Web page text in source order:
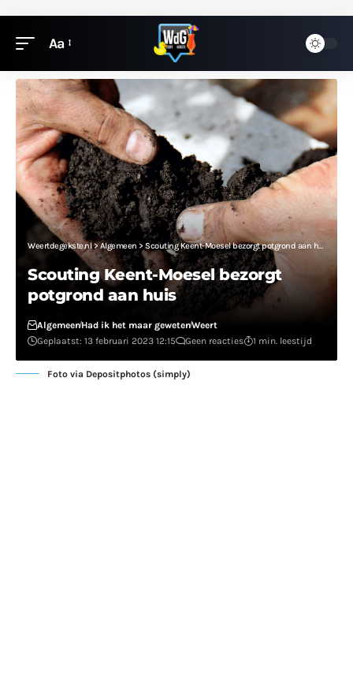
Aa
Weertdegekste.nl>Algemeen > Scouting Keent-Moesel bezorgt potgrond aan huis
Scouting Keent-Moesel bezorgt
potgrond aan huis
AlgemeenHad ik het maar gewetenWeert
Geplaatst: 13 februari 2023 12:15
Geen reacties 1 min. leestijd
Foto via Depositphotos (simply)